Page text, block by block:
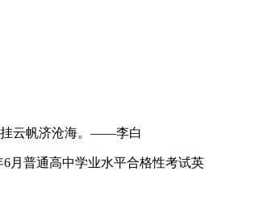
云帆济沧海。——李白
6月普通高中学业水平合格性考试英